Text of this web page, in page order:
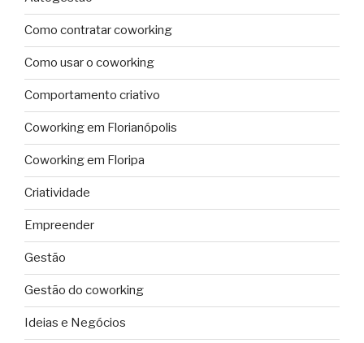
Como contratar coworking
Como usar o coworking
Comportamento criativo
Coworking em Florianópolis
Coworking em Floripa
Criatividade
Empreender
Gestão
Gestão do coworking
Ideias e Negócios